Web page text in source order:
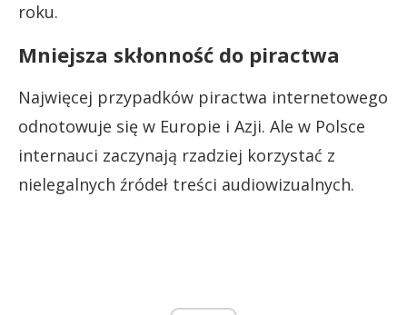
roku.
Mniejsza skłonność do piractwa
Najwięcej przypadków piractwa internetowego
odnotowuje się w Europie i Azji. Ale w Polsce
internauci zaczynają rzadziej korzystać z
nielegalnych źródeł treści audiowizualnych.